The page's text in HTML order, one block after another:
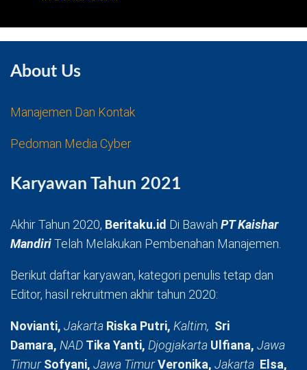
About Us
Manajemen Dan Kontak
Pedoman Media Cyber
Karyawan Tahun 2021
Akhir Tahun 2020, Beritaku.id Di Bawah PT Kaishar
MandiriTelah Melakukan Pembenahan Manajemen.
Berikut daftar karyawan, kategori penulis tetap dan
Editor, hasil rekruitmen akhir tahun 2020:
Novianti, Jakarta Riska Putri, Kaltim, Sri
Damara, NAD Tika Yanti, Djogjakarta Ulfiana, Jawa
TimurSofyani, Jawa TimurVeronika, Jakarta Elsa,